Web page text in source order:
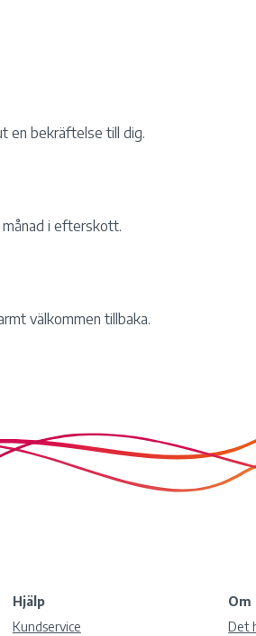
en bekräftelse till dig.
i efterskott.
välkommen tillbaka.
Hjälp
Kundservice
Om
Det